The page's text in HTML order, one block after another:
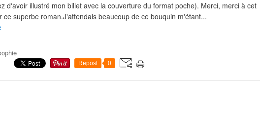
d'avoir illustré mon billet avec la couverture du format poche). Merci, merci à cet
ce superbe roman.J'attendais beaucoup de ce bouquin m'étant...
Repost 0